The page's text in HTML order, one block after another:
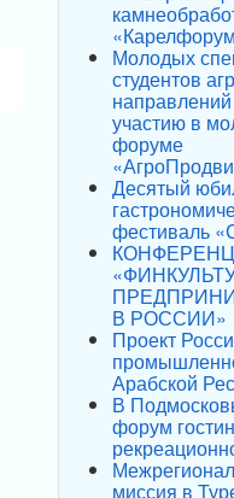
Молодых
студентов
участию в
форуме
Десятый
фестиваль
В РОССИИ»
Проект
Арабской
В
форум
миссия в